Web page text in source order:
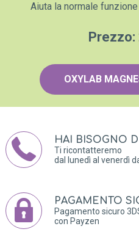
Aiuta la normale
Prezzo:
OXYLAB
HAI BISOGNO
Ti ricontatteremo
dal lunedì al venerdì
PAGAMENTO
Pagamento sicuro
con Payzen